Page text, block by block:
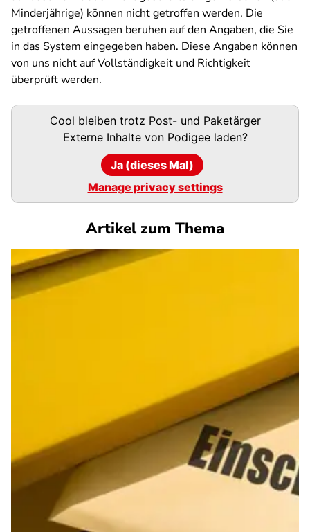
Minderjährige) können nicht getroffen werden. Die
getroffenen Aussagen beruhen auf den Angaben, die Sie
in das System eingegeben haben. Diese Angaben können
von uns nicht auf Vollständigkeit und Richtigkeit
überprüft werden.
Podigee-Cool bleiben trotz Post- und Paketärger
Externe Inhalte von Podigeeladen?
Ja (dieses Mal)
Manage privacy settings
Artikel zum Thema